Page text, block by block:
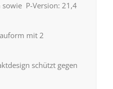
P-Version: 21,4
mit 2
schützt gegen